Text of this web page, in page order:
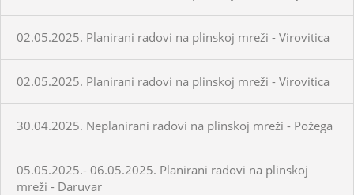
02.05.2025. Planirani radovi na plinskoj mreži - Virovitica
02.05.2025. Planirani radovi na plinskoj mreži - Virovitica
30.04.2025. Neplanirani radovi na plinskoj mreži - Požega
05.05.2025.- 06.05.2025. Planirani radovi na plinskoj
mreži - Daruvar